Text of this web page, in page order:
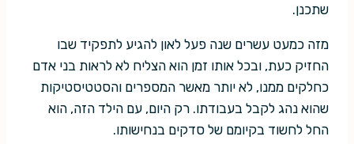
שתכנן.
מזה כמעט עשרים שנה פעל לאון להגיע לתפקיד שבו
החזיק כעת, ובכל אותו זמן הוא הצליח לא לראות בני אדם
כחלקים ממנו, לא יותר מאשר המספרים והסטטיסטיקות
שהוא נהג לקבל בעבודתו. רק היום, עם הילד הזה, הוא
החל לחשוד בקיומם של סדקים בנחישותו.